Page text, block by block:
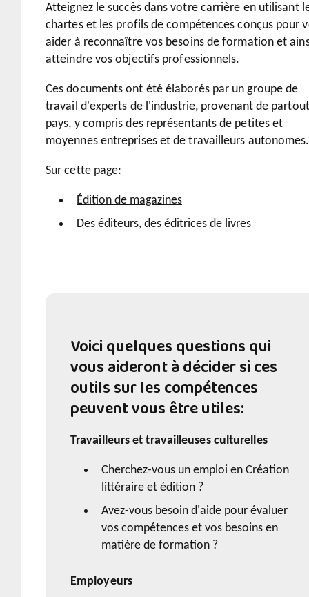
Atteignez le succès dans votre carrière en utilisant
chartes et les profils de compétences conçus pour
aider à reconnaître vos besoins de formation et
atteindre vos objectifs professionnels.
Ces documents ont été élaborés par un groupe de
travail d'experts de l'industrie, provenant de
pays, y compris des représentants de petites et
moyennes entreprises et de travailleurs autonomes.
Sur cette page:
Édition de magazines
Des éditeurs, des éditrices de livres
Voici quelques questions qui
vous aideront à décider si ces
outils sur les compétences
peuvent vous être utiles:
Travailleurs et travailleuses culturelles
Cherchez-vous un emploi en Création
littéraire et édition ?
Avez-vous besoin d'aide pour évaluer
vos compétences et vos besoins en
matière de formation ?
Employeurs